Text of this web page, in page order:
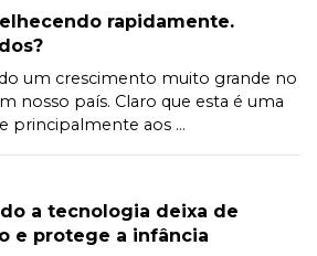
rapidamente.
um crescimento muito grande no
nosso país. Claro que esta é uma
principalmente aos ...
a tecnologia deixa de
e protege a infância